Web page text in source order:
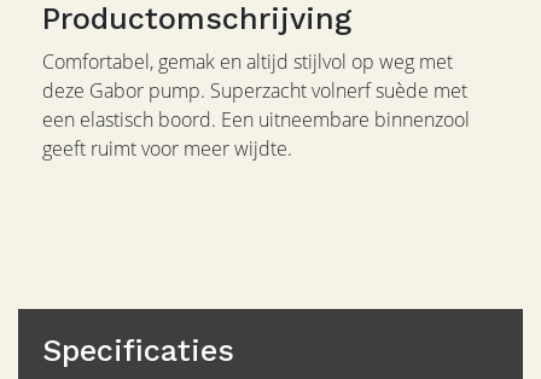
Productomschrijving
Comfortabel, gemak en altijd stijlvol op weg met
deze Gabor pump. Superzacht volnerf suède met
een elastisch boord. Een uitneembare binnenzool
geeft ruimt voor meer wijdte.
Specificaties